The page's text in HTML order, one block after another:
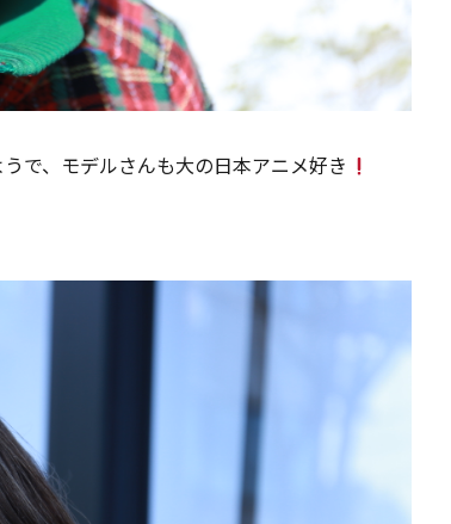
で、モデルさんも大の日本アニメ好き